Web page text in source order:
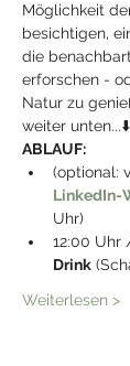
Möglichkeit
besichtigen,
die
erforschen -
Natur zu
weiter unten...⬇️
ABLAUF:
(optional:
LinkedIn-
Uhr)
12:00 Uhr
Drink
Weiterlesen >